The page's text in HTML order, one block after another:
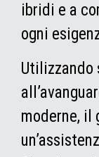
ibridi e a
ogni
moderne, il